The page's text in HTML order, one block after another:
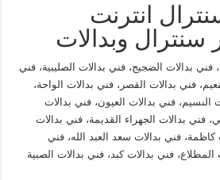
انترنت
سنترال وبدالات
فني بدالات الضجيج، فني بدالات الصليبية، فني
فني بدالات القصر، فني بدالات الواحة،
النسيم، فني بدالات العيون، فني بدالات
فني بدالات الجهراء القديمة، فني بدالات
كاظمة، فني بدالات سعد العبد الله، فني
فني بدالات كبد، فني بدالات الصبية